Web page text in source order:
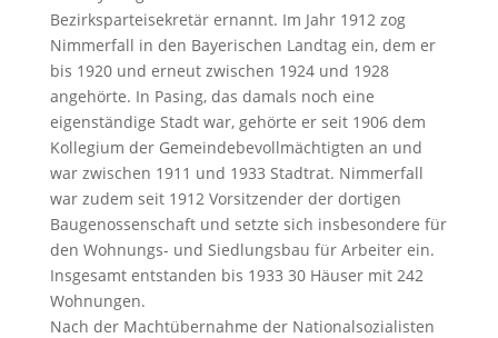
Bezirksparteisekretär ernannt. Im Jahr 1912 zog
Nimmerfall in den Bayerischen Landtag ein, dem er
bis 1920 und erneut zwischen 1924 und 1928
angehörte. In Pasing, das damals noch eine
eigenständige Stadt war, gehörte er seit 1906 dem
Kollegium der Gemeindebevollmächtigten an und
war zwischen 1911 und 1933 Stadtrat. Nimmerfall
war zudem seit 1912 Vorsitzender der dortigen
Baugenossenschaft und setzte sich insbesondere für
den Wohnungs- und Siedlungsbau für Arbeiter ein.
Insgesamt entstanden bis 1933 30 Häuser mit 242
Wohnungen.
Nach der Machtübernahme der Nationalsozialisten